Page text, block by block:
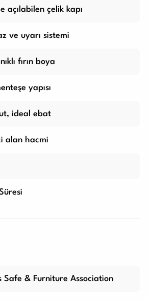
açılabilen çelik kapı
ve uyarı sistemi
fırın boya
yapısı
ideal ebat
alan hacmi
Safe & Furniture Association